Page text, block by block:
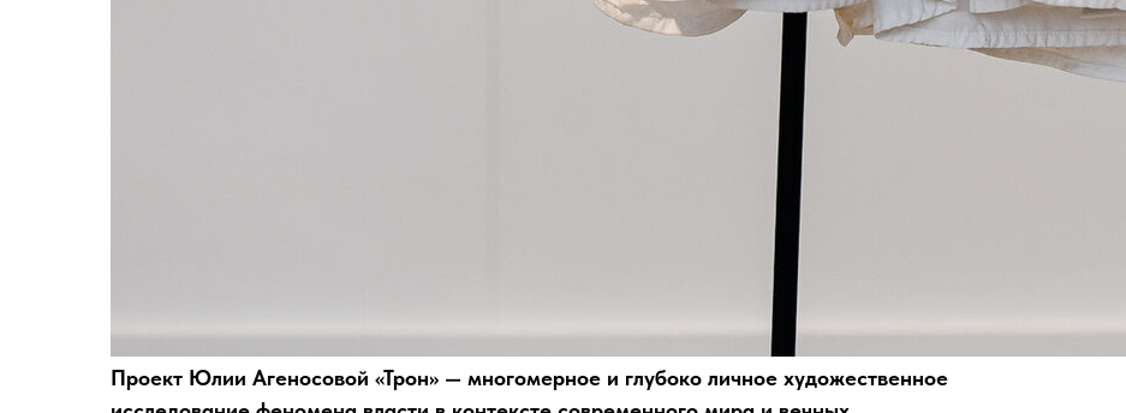
Проект Юлии Агеносовой «Трон» — многомерное и глубоко личное художественное